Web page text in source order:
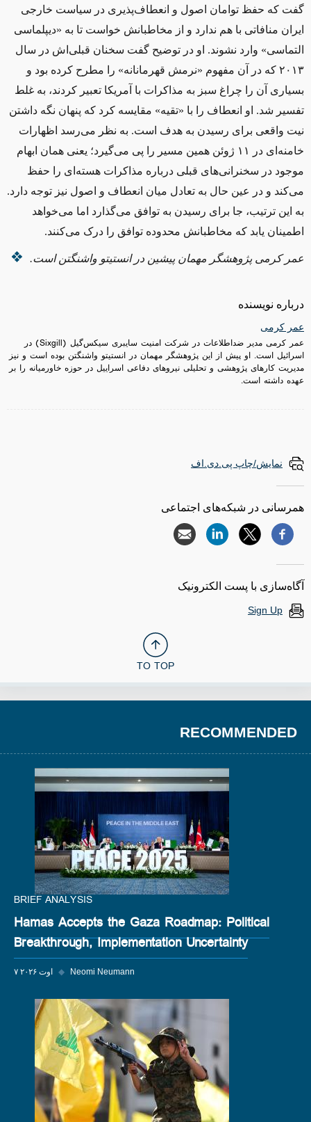
درباره نویسنده
عمر کرمی
عمر کرمی مدیر ضداطلاعات در شرکت امنیت سایبری سیکس‌گیل (Sixgill) در
اسرائیل است. او پیش از این پژوهشگر مهمان در انستیتو واشنگتن بوده است و نیز
مدیریت کارهای پژوهشی و تحلیلی نیروهای دفاعی اسراییل در حوزه خاورمیانه را بر
عهده داشته است.
گفت که حفظ توامان اصول و انعطاف‌پذیری در سیاست خارجی
ایران منافاتی با هم ندارد و از مخاطبانش خواست تا به «دیپلماسی
التماسی» وارد نشوند. او در توضیح گفت سخنان قبلی‌اش در سال
۲۰۱۳ که در آن مفهوم
«نرمش قهرمانانه» را مطرح کرده بود و
بسیاری آن را چراغ سبز به مذاکرات با آمریکا تعبیر کردند، به غلط
تفسیر شد. او انعطاف را با «تقیه» مقایسه کرد که پنهان نگه داشتن
نیت واقعی برای رسیدن به هدف است. به نظر می‌رسد اظهارات
خامنه
‌ای در ۱۱ ژوئن همین مسیر را پی می‌گیرد؛ یعنی همان ابهام
موجود در سخنرانی‌های قبلی درباره مذاکرات هسته‌ای را حفظ
می‌کند و در عین حال به تعادل میان انعطاف و اصول نیز توجه دارد.
به این ترتیب، جا برای رسیدن به توافق می‌گذارد اما می‌خواهد
اطمینان یابد که مخاطبانش محدوده توافق را درک می‌کنند.
عمر کرمی پژوهشگر مهمان پیشین در انستیتو واشنگتن است.
نمایش/چاپ پی.دی.اف
همرسانی در شبکه‌های اجتماعی
آگاه‌سازی با پست الکترونیک
Sign Up
TO TOP
RECOMMENDED
BRIEF ANALYSIS
Hamas Accepts the Gaza Roadmap: Political
Breakthrough, Implementation Uncertainty
۷ اوت ۲۰۲۶ ◆ Neomi Neumann